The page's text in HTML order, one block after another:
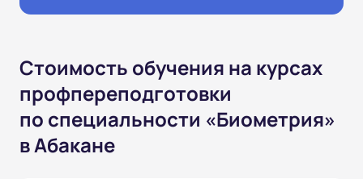
Стоимость обучения на курсах
профпереподготовки
по специальности «Биометрия»
в Абакане